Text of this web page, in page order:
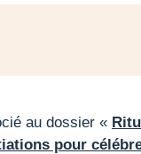
au dossier «
pour